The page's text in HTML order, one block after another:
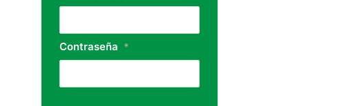
Contraseña *